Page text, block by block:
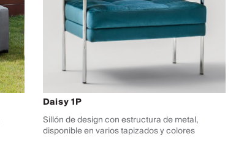
Daisy 1P
Sillón de design con estructura de metal,
disponible en varios tapizados y colores